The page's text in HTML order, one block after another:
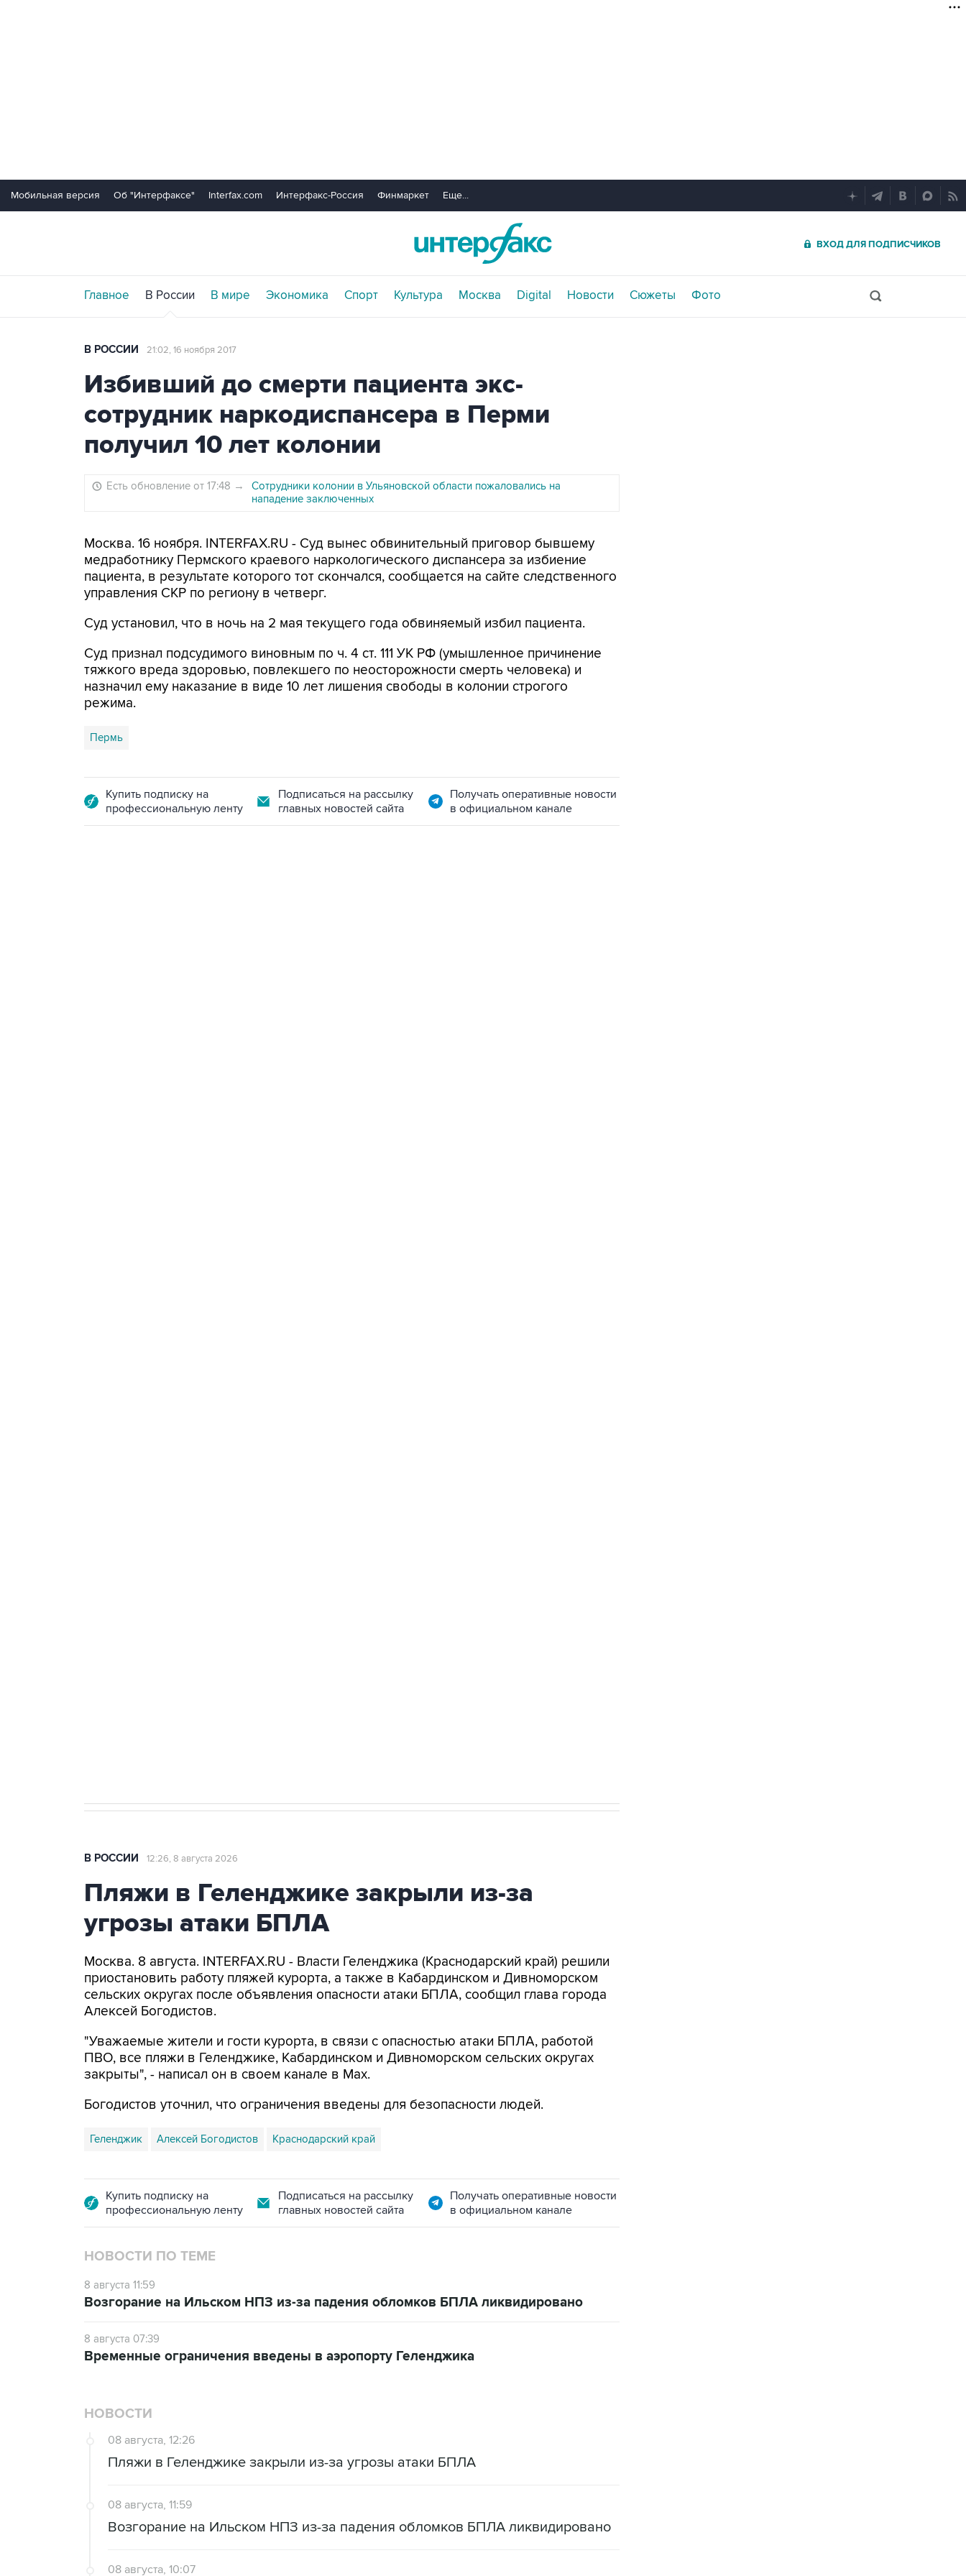
Мобильная версия Об "Интерфаксе" Interfax.com Интерфакс-Россия Финмаркет Еще...
ВХОД ДЛЯ ПОДПИСЧИКОВ
Главное В России В мире Экономика Спорт Культура Москва Digital Новости Сюжеты Фото
В РОССИИ 21:02, 16 ноября 2017
Избивший до смерти пациента экс-
сотрудник наркодиспансера в Перми
получил 10 лет колонии
Есть обновление от 17:48 →
Сотрудники колонии в Ульяновской области пожаловались на
нападение заключенных
Москва. 16 ноября. INTERFAX.RU - Суд вынес обвинительный приговор бывшему
медработнику Пермского краевого наркологического диспансера за избиение
пациента, в результате которого тот скончался, сообщается на сайте следственного
управления СКР по региону в четверг.
Суд установил, что в ночь на 2 мая текущего года обвиняемый избил пациента.
Суд признал подсудимого виновным по ч. 4 ст. 111 УК РФ (умышленное причинение
тяжкого вреда здоровью, повлекшего по неосторожности смерть человека) и
назначил ему наказание в виде 10 лет лишения свободы в колонии строгого
режима.
Пермь
Купить подписку на
профессиональную ленту
Подписаться на рассылку
главных новостей сайта
Получать оперативные новости
в официальном канале
В РОССИИ 12:26, 8 августа 2026
Пляжи в Геленджике закрыли из-за
угрозы атаки БПЛА
Москва. 8 августа. INTERFAX.RU - Власти Геленджика (Краснодарский край) решили
приостановить работу пляжей курорта, а также в Кабардинском и Дивноморском
сельских округах после объявления опасности атаки БПЛА, сообщил глава города
Алексей Богодистов.
"Уважаемые жители и гости курорта, в связи с опасностью атаки БПЛА, работой
ПВО, все пляжи в Геленджике, Кабардинском и Дивноморском сельских округах
закрыты", - написал он в своем канале в Max.
Богодистов уточнил, что ограничения введены для безопасности людей.
Геленджик Алексей Богодистов Краснодарский край
Купить подписку на
профессиональную ленту
Подписаться на рассылку
главных новостей сайта
Получать оперативные новости
в официальном канале
НОВОСТИ ПО ТЕМЕ
8 августа 11:59
Возгорание на Ильском НПЗ из-за падения обломков БПЛА ликвидировано
8 августа 07:39
Временные ограничения введены в аэропорту Геленджика
НОВОСТИ
08 августа, 12:26
Пляжи в Геленджике закрыли из-за угрозы атаки БПЛА
08 августа, 11:59
Возгорание на Ильском НПЗ из-за падения обломков БПЛА ликвидировано
08 августа, 10:07